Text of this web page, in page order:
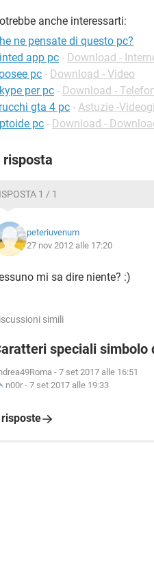
anche interessarti:
ne pensate di questo pc?
app pc - Download -
pc - Download - Video
per pc - Download -
gta 4 pc - Astuzie -
pc - Download -
risposta
1 / 1
peteriuvenum
27 nov 2012 alle 17:20
mi sa dire niente? :)
simili
speciali simbolo
- 7 set 2017 alle 16:51
n00r - 7 set 2017 alle 19:33